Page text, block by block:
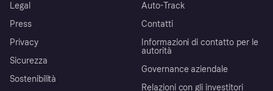
Legal
Press
Privacy
Sicurezza
Sostenibilità
Auto-Track
Contatti
Informazioni di contatto per le
autorità
Governance aziendale
Relazioni con gli investitori